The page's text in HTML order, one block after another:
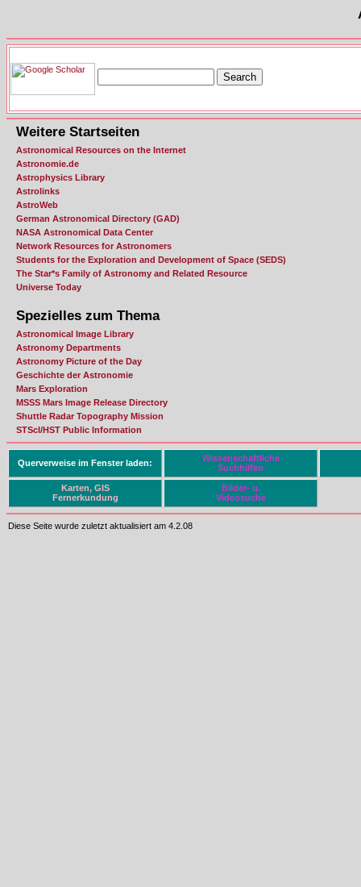
Weitere Startseiten
Astronomical Resources on the Internet
Astronomie.de
Astrophysics Library
Astrolinks
AstroWeb
German Astronomical Directory (GAD)
NASA Astronomical Data Center
Network Resources for Astronomers
Students for the Exploration and Development of Space (SEDS)
The Star*s Family of Astronomy and Related Resource
Universe Today
Spezielles zum Thema
Astronomical Image Library
Astronomy Departments
Astronomy Picture of the Day
Geschichte der Astronomie
Mars Exploration
MSSS Mars Image Release Directory
Shuttle Radar Topography Mission
STScI/HST Public Information
Querverweise im Fenster laden:
Wissenschaftliche
Suchhilfen
Karten, GIS
Fernerkundung
Bilder- u.
Videosuche
Diese Seite wurde zuletzt aktualisiert am 4.2.08